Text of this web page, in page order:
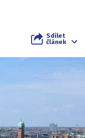
Sdílet
článek